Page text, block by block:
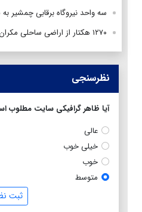
سه واحد نیروگاه برقابی
۱۲۷۰ هکتار از اراضی ساحلی مکران زیر کشت میگو رفت
نظرسنجی
آیا ظاهر گرافیکی سایت مطلوب
عالی
خیلی خوب
خوب
متوسط
ثبت